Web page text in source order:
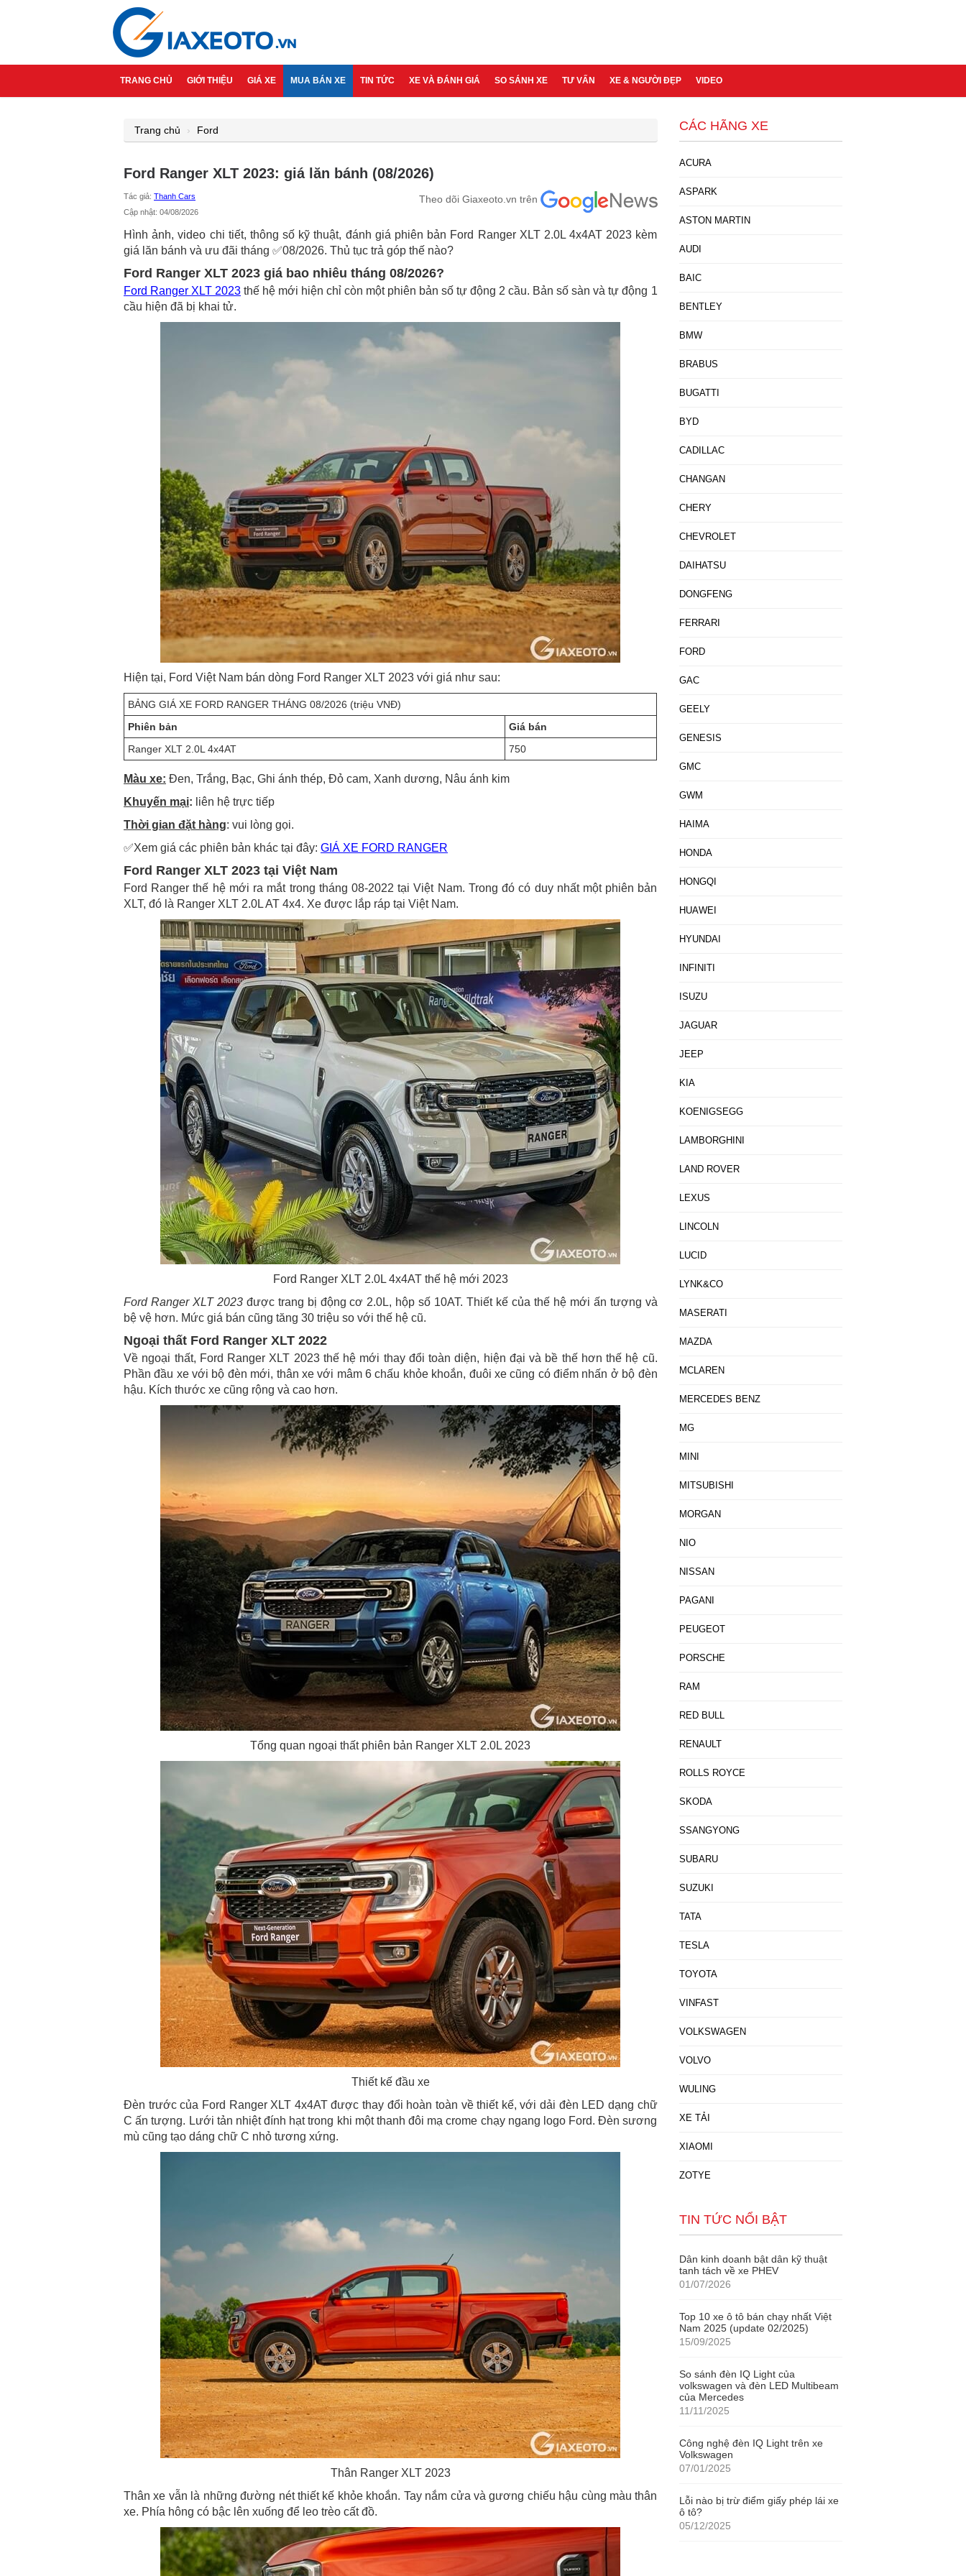
TRANG CHỦ GIỚI THIỆU GIÁ XE MUA BÁN XE TIN TỨC XE VÀ ĐÁNH GIÁ SO SÁNH XE TƯ VẤN XE & NGƯỜI ĐẸP VIDEO
Trang chủ Ford
Ford Ranger XLT 2023: giá lăn bánh (08/2026)
Tác giả: Thanh Cars
Cập nhật: 04/08/2026
Theo dõi Giaxeoto.vn trên
Hình ảnh, video chi tiết, thông số kỹ thuật, đánh giá phiên bản Ford Ranger XLT 2.0L 4x4AT 2023 kèm
giá lăn bánh và ưu đãi tháng ✅08/2026. Thủ tục trả góp thế nào?
Ford Ranger XLT 2023 giá bao nhiêu tháng 08/2026?
Ford Ranger XLT 2023 thế hệ mới hiện chỉ còn một phiên bản số tự động 2 cầu. Bản số sàn và tự động 1
cầu hiện đã bị khai tử.
Hiện tại, Ford Việt Nam bán dòng Ford Ranger XLT 2023 với giá như sau:
BẢNG GIÁ XE FORD RANGER THÁNG 08/2026 (triệu VNĐ)
Phiên bản
Giá bán
Ranger XLT 2.0L 4x4AT
750
Màu xe: Đen, Trắng, Bạc, Ghi ánh thép, Đỏ cam, Xanh dương, Nâu ánh kim
Khuyến mại: liên hệ trực tiếp
Thời gian đặt hàng: vui lòng gọi.
✅Xem giá các phiên bản khác tại đây: GIÁ XE FORD RANGER
Ford Ranger XLT 2023 tại Việt Nam
Ford Ranger thế hệ mới ra mắt trong tháng 08-2022 tại Việt Nam. Trong đó có duy nhất một phiên bản
XLT, đó là Ranger XLT 2.0L AT 4x4. Xe được lắp ráp tại Việt Nam.
Ford Ranger XLT 2.0L 4x4AT thế hệ mới 2023
Ford Ranger XLT 2023được trang bị động cơ 2.0L, hộp số 10AT. Thiết kế của thế hệ mới ấn tượng và
bệ vệ hơn. Mức giá bán cũng tăng 30 triệu so với thế hệ cũ.
Ngoại thất Ford Ranger XLT 2022
Về ngoại thất, Ford Ranger XLT 2023 thế hệ mới thay đổi toàn diện, hiện đại và bề thế hơn thế hệ cũ.
Phần đầu xe với bộ đèn mới, thân xe với mâm 6 chấu khỏe khoắn, đuôi xe cũng có điểm nhấn ở bộ đèn
hậu. Kích thước xe cũng rộng và cao hơn.
Tổng quan ngoại thất phiên bản Ranger XLT 2.0L 2023
Thiết kế đầu xe
Đèn trước của Ford Ranger XLT 4x4AT được thay đổi hoàn toàn về thiết kế, với dải đèn LED dạng chữ
C ấn tượng. Lưới tản nhiệt đính hạt trong khi một thanh đôi mạ crome chạy ngang logo Ford. Đèn sương
mù cũng tạo dáng chữ C nhỏ tương xứng.
Thân Ranger XLT 2023
Thân xe vẫn là những đường nét thiết kế khỏe khoắn. Tay nắm cửa và gương chiếu hậu cùng màu thân
xe. Phía hông có bậc lên xuống để leo trèo cất đồ.
CÁC HÃNG XE
ACURA
ASPARK
ASTON MARTIN
AUDI
BAIC
BENTLEY
BMW
BRABUS
BUGATTI
BYD
CADILLAC
CHANGAN
CHERY
CHEVROLET
DAIHATSU
DONGFENG
FERRARI
FORD
GAC
GEELY
GENESIS
GMC
GWM
HAIMA
HONDA
HONGQI
HUAWEI
HYUNDAI
INFINITI
ISUZU
JAGUAR
JEEP
KIA
KOENIGSEGG
LAMBORGHINI
LAND ROVER
LEXUS
LINCOLN
LUCID
LYNK&CO
MASERATI
MAZDA
MCLAREN
MERCEDES BENZ
MG
MINI
MITSUBISHI
MORGAN
NIO
NISSAN
PAGANI
PEUGEOT
PORSCHE
RAM
RED BULL
RENAULT
ROLLS ROYCE
SKODA
SSANGYONG
SUBARU
SUZUKI
TATA
TESLA
TOYOTA
VINFAST
VOLKSWAGEN
VOLVO
WULING
XE TẢI
XIAOMI
ZOTYE
TIN TỨC NỔI BẬT
Dân kinh doanh bật dân kỹ thuật
tanh tách về xe PHEV
01/07/2026
Top 10 xe ô tô bán chạy nhất Việt
Nam 2025 (update 02/2025)
15/09/2025
So sánh đèn IQ Light của
volkswagen và đèn LED Multibeam
của Mercedes
11/11/2025
Công nghệ đèn IQ Light trên xe
Volkswagen
07/01/2025
Lỗi nào bị trừ điểm giấy phép lái xe
ô tô?
05/12/2025